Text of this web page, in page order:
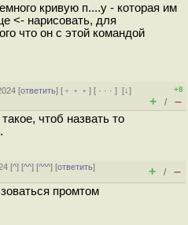
кривую п....у - которая им
<- нарисовать, для
что он с этой командой
[ответить] [ ﹢﹢﹢] [ · · ·][↓]
+8
+ / –
чтоб назвать то
[^] [^^] [^^^] [ответить]
+ / –
промтом